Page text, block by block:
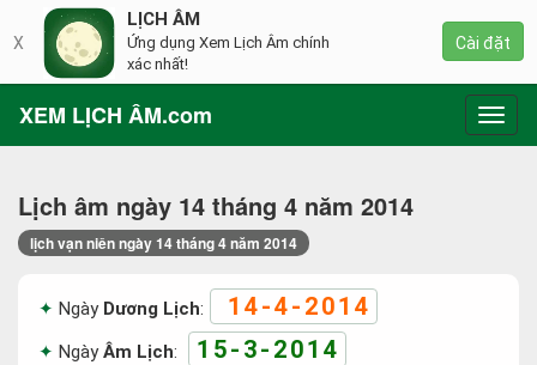
XEM LỊCH ÂM.com
Lịch âm ngày 14 tháng 4 năm 2014
lịch vạn niên ngày 14 tháng 4 năm 2014
Ngày Dương Lịch: 14-4-2014
NgàyÂm Lịch: 15-3-2014
X
LỊCH ÂM
Ứng dụng Xem Lịch Âm chính
xác nhất!
Cài đặt